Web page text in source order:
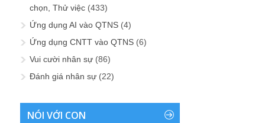
chọn, Thử việc (433)
Ứng dụng AI vào QTNS (4)
Ứng dụng CNTT vào QTNS (6)
Vui cười nhân sự (86)
Đánh giá nhân sự (22)
NÓI VỚI CON